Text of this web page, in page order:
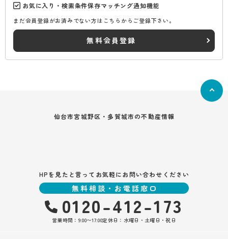
お気に入り・検索条件保存マッチング通知機能
まだ会員登録がお済みでない方はこちらからご登録下さい。
無料会員登録
仙台市宮城野区・多賀城市の不動産情報
HPを見たと言ってお気軽にお問い合わせください
無料相談・お電話窓口
0120-412-173
営業時間：9:00〜17:00定休日：水曜日・土曜日・祝日